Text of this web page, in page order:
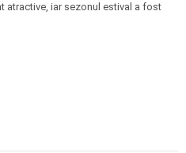
atractive, iar sezonul estival a fost